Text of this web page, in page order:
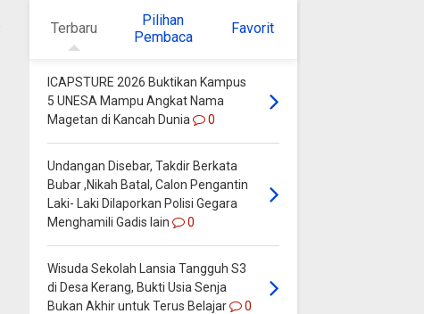
Terbaru
Pilihan
Pembaca
Favorit
ICAPSTURE 2026 Buktikan Kampus
5 UNESA Mampu Angkat Nama
Magetan di Kancah Dunia
0
Undangan Disebar, Takdir Berkata
Bubar ,Nikah Batal, Calon Pengantin
Laki- Laki Dilaporkan Polisi Gegara
Menghamili Gadis lain
0
Wisuda Sekolah Lansia Tangguh S3
di Desa Kerang, Bukti Usia Senja
Bukan Akhir untuk Terus Belajar
0